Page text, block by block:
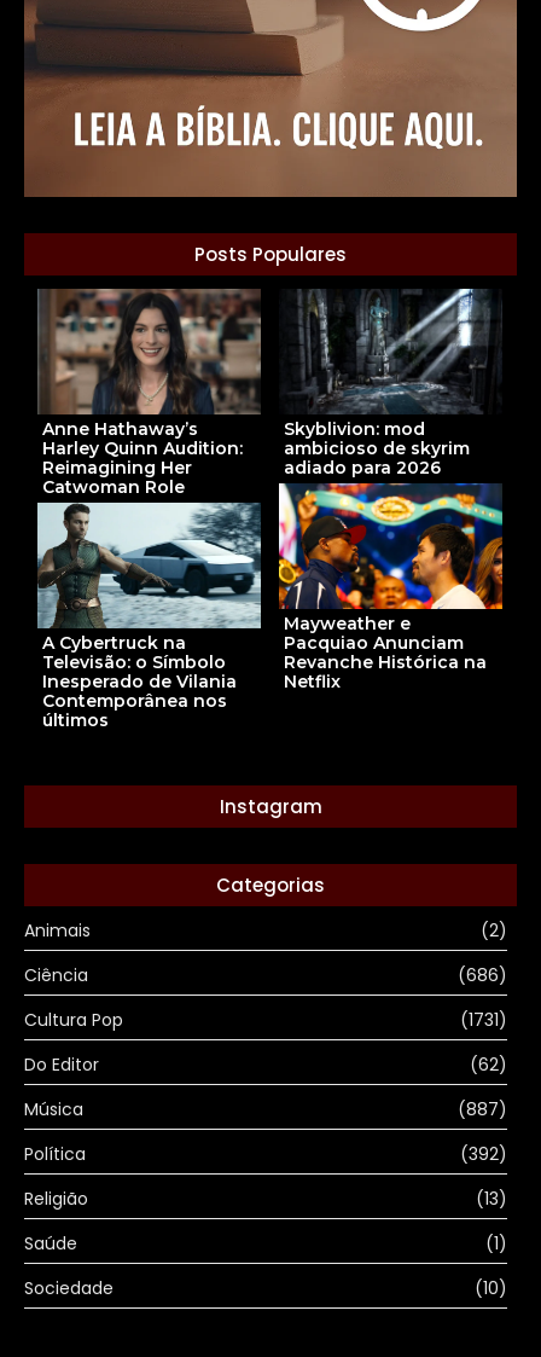
Posts Populares
Anne Hathaway’s
Harley Quinn Audition:
Reimagining Her
Catwoman Role
Skyblivion: mod
ambicioso de skyrim
adiado para 2026
Mayweather e
Pacquiao Anunciam
Revanche Histórica na
Netflix
A Cybertruck na
Televisão: o Símbolo
Inesperado de Vilania
Contemporânea nos
últimos
Instagram
Categorias
Animais
(2)
Ciência
(686)
Cultura Pop
(1731)
Do Editor
(62)
Música
(887)
Política
(392)
Religião
(13)
Saúde
(1)
Sociedade
(10)